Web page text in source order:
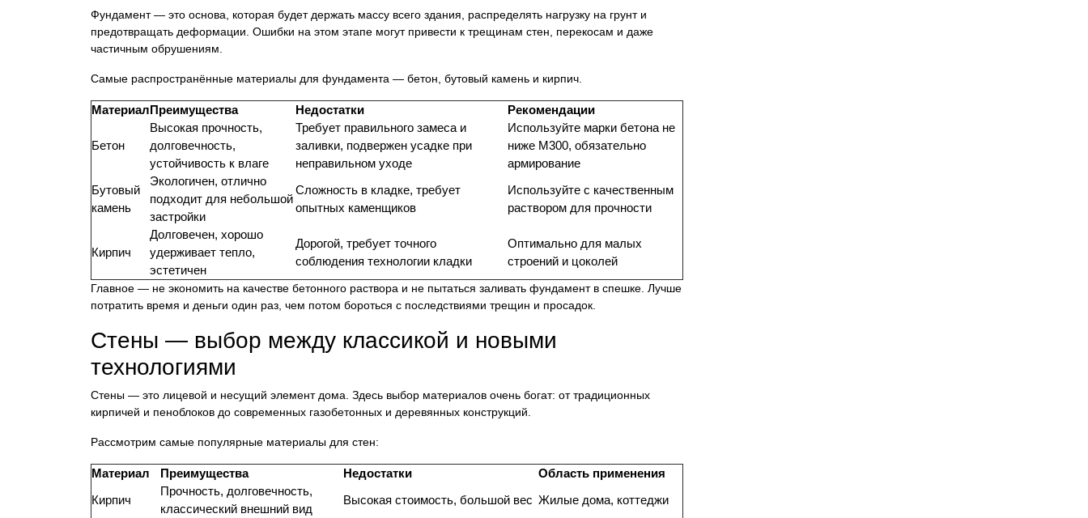
Фундамент — это основа, которая будет держать массу всего здания, распределять нагрузку на грунт и
предотвращать деформации. Ошибки на этом этапе могут привести к трещинам стен, перекосам и даже
частичным обрушениям.
Самые распространённые материалы для фундамента — бетон, бутовый камень и кирпич.
МатериалПреимущества Недостатки Рекомендации
Бетон
Высокая прочность,
долговечность,
устойчивость к влаге
Требует правильного замеса и
заливки, подвержен усадке при
неправильном уходе
Используйте марки бетона не
ниже М300, обязательно
армирование
Бутовый
камень
Экологичен, отлично
подходит для небольшой
застройки
Сложность в кладке, требует
опытных каменщиков
Используйте с качественным
раствором для прочности
Кирпич
Долговечен, хорошо
удерживает тепло,
эстетичен
Дорогой, требует точного
соблюдения технологии кладки
Оптимально для малых
строений и цоколей
Главное — не экономить на качестве бетонного раствора и не пытаться заливать фундамент в спешке. Лучше
потратить время и деньги один раз, чем потом бороться с последствиями трещин и просадок.
Стены — выбор между классикой и новыми
технологиями
Стены — это лицевой и несущий элемент дома. Здесь выбор материалов очень богат: от традиционных
кирпичей и пеноблоков до современных газобетонных и деревянных конструкций.
Рассмотрим самые популярные материалы для стен:
Материал Преимущества Недостатки
Область применения
Кирпич
Прочность, долговечность,
классический внешний вид
Высокая стоимость, большой вес Жилые дома, коттеджи